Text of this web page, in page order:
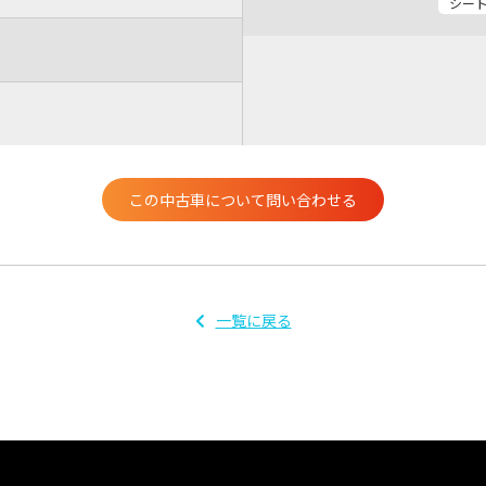
この中古車について問い合わせる
一覧に戻る